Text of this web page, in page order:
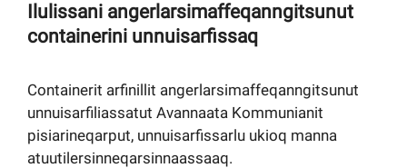
Tassaarsuaq
sullissivik.gl
Pilersaarutinut isaavik
Ilulissani angerlarsimaffeqanngitsunut
containerini unnuisarfissaq
Containerit arfinillit angerlarsimaffeqanngitsunut
unnuisarfiliassatut Avannaata Kommunianit
pisiarineqarput, unnuisarfissarlu ukioq manna
atuutilersinneqarsinnaassaaq.